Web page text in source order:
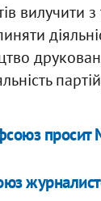
вилучити
просит